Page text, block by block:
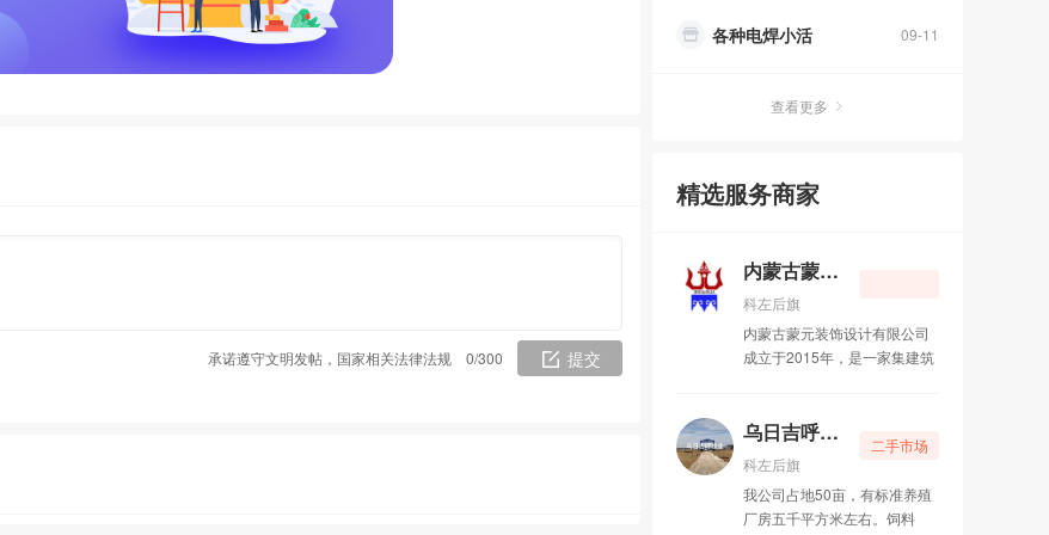
提交
承诺遵守文明发帖，国家相关法律法规 0/300
08-03
宏岩牧康商贸有限公司
道合共创
04-12
小周靓号
04-08
歪歪·YY美甲美睫
04-06
兄弟沙发翻新店
查看更多
精选服务商家
内蒙古蒙元装饰设计有限公司
科左后旗
内蒙古蒙元装饰设计有限公司
成立于2015年，是一家集建筑
工艺品设计、加工为一体的民
族特色专业化企业。公司以提
倡新蒙元、新元素为发展方
向。公司自成立以来始终致力
于传承及发扬民族文化，以保
二手市场
乌日吉呼牧业有限公司（转让）
科左后旗
我公司占地50亩，有标准养殖
厂房五千平方米左右。饲料